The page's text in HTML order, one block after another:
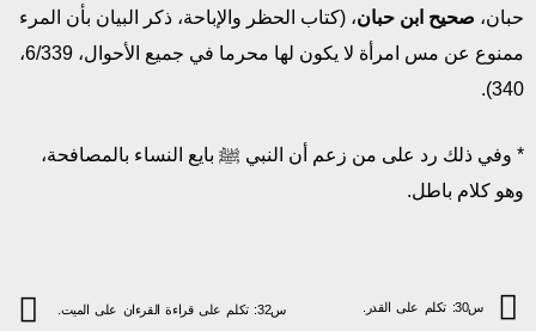
حبان، صحيح ابن حبان، (كتاب الحظر والإباحة، ذكر البيان بأن المرء
ممنوع عن مس امرأة لا يكون لها محرما في جميع الأحوال، 6/339،
340).
* وفي ذلك رد على من زعم أن النبي ﷺ بايع النساء بالمصافحة،
وهو كلام باطل.
س30: تكلم على القدر. س32: تكلم على قراءة القرءان على الميت.